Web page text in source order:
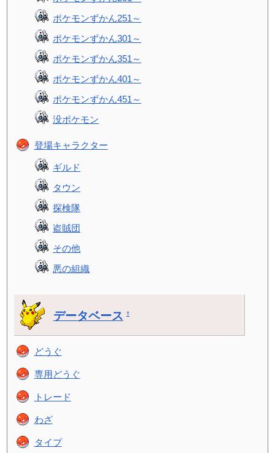
ポケモンずかん251～
ポケモンずかん301～
ポケモンずかん351～
ポケモンずかん401～
ポケモンずかん451～
没ポケモン
登場キャラクター
ギルド
タウン
探検隊
盗賊団
その他
悪の組織
データベース †
どうぐ
専用どうぐ
トレード
わざ
タイプ